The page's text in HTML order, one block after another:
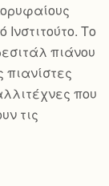
Το
πιάνου
πιανίστες
που
τις